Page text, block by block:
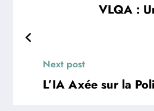
VLQA :
Next post
L’IA Axée sur la